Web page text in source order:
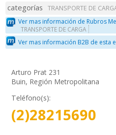
categorías
TRANSPORTE DE
Ver mas información de Rubros
TRANSPORTE DE CARGA
Ver mas información B2B de esta
Arturo Prat 231
Buin, Región Metropolitana
Teléfono(s):
(2)28215690